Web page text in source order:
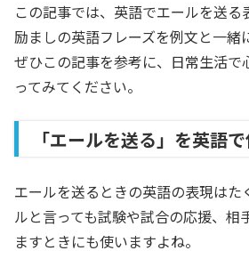
この記事では、英語でエールを送る
励ましの英語フレーズを例文と一緒
ぜひこの記事を参考に、日常生活で
ってみてください。
「エールを送る」を英語
エールを送るときの英語の表現はた
ルと言っても試験や試合の応援、相
ますときにも使いますよね。